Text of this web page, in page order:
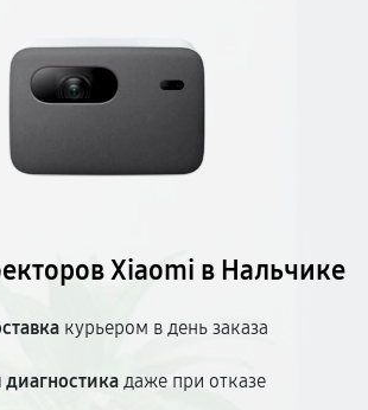
Xiaomi в Нальчике
курьером в день заказа
диагностика даже при отказе